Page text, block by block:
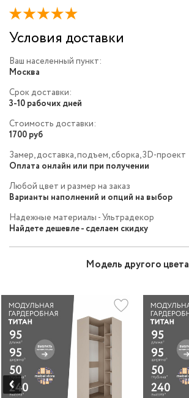
Условия доставки
Ваш населенный пункт:
Москва
Срок доставки:
3-10 рабочих дней
Стоимость доставки:
1700 руб
Замер, доставка, подъем, сборка, 3D-проект
Оплата онлайн или при получении
Любой цвет и размер на заказ
Варианты наполнений и опций на выбор
Надежные материалы - Ультрадекор
Найдете дешевле - сделаем скидку
Модель другого цвета